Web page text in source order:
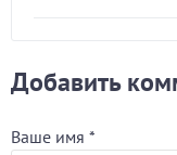
Добавить
Ваше имя *